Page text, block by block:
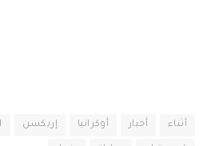
أثناء أخبار أوكرانيا إريكسن